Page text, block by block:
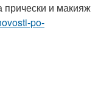
прически и макияж
po-